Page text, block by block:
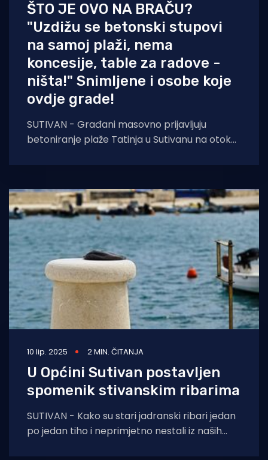
ŠTO JE OVO NA BRAČU?
"Uzdižu se betonski stupovi
na samoj plaži, nema
koncesije, table za radove -
ništa!" Snimljene i osobe koje
ovdje grade!
SUTIVAN - Građani masovno prijavljuju
betoniranje plaže Tatinja u Sutivanu na otoku
10 lip. 2025 2 MIN. ČITANJA
U Općini Sutivan postavljen
spomenik stivanskim ribarima
SUTIVAN - Kako su stari jadranski ribari jedan
po jedan tiho i neprimjetno nestali iz naših